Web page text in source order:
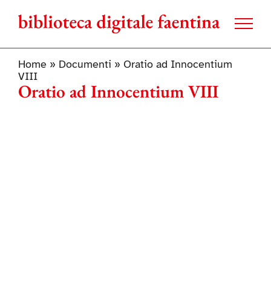
contenuto
Home» Documenti » Oratio ad Innocentium
VIII
Oratio ad Innocentium VIII